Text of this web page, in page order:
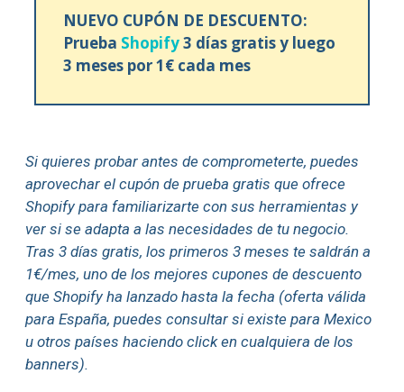
NUEVO CUPÓN DE DESCUENTO:
Prueba Shopify3 días gratis y luego
3 meses por 1€ cada mes
Si quieres probar antes de comprometerte, puedes
aprovechar el cupón de prueba gratis que ofrece
Shopify para familiarizarte con sus herramientas y
ver si se adapta a las necesidades de tu negocio.
Tras 3 días gratis, los primeros 3 meses te saldrán a
1€/mes, uno de los mejores cupones de descuento
que Shopify ha lanzado hasta la fecha (oferta válida
para España, puedes consultar si existe para Mexico
u otros países haciendo click en cualquiera de los
banners).